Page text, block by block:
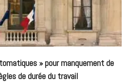
» pour manquement de
de durée du travail